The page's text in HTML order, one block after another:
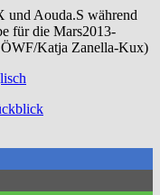
und Aouda.S während
für die Mars2013-
Katja Zanella-Kux)